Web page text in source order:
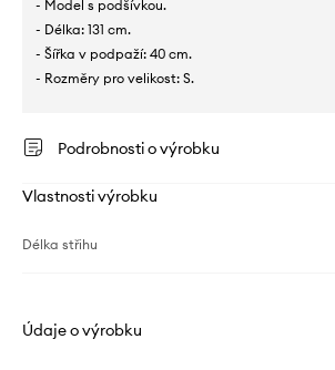
- Model s podšívkou.
- Délka: 131 cm.
- Šířka v podpaží: 40 cm.
- Rozměry pro velikost: S.
Podrobnosti o výrobku
Vlastnosti výrobku
Délka střihu
Údaje o výrobku